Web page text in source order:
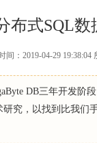
布式SQL
间：2019-04-29
DB三年开发
究，以找到比我